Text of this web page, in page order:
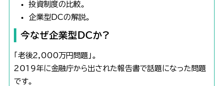
投資制度の比較。
企業型DCの解説。
今なぜ企業型DCか?
「老後2,000万円問題」。
2019年に金融庁から出された報告書で話題になった問題
です。